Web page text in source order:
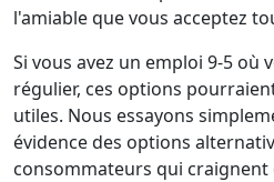
l'amiable que vous acceptez
Si vous avez un emploi 9-5 où
régulier, ces options
utiles. Nous essayons
évidence des options
consommateurs qui